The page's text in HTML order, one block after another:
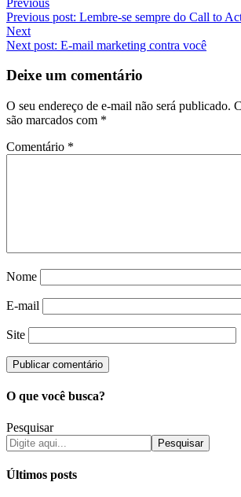
Previous post: Lembre-se sempre do Call to
Next
Next post: E-mail marketing contra você
Deixe um comentário
O seu endereço de e-mail não será publicado.
são marcados com *
Comentário *
Nome
E-mail
Site
O que você busca?
Pesquisar
Pesquisar
Últimos posts